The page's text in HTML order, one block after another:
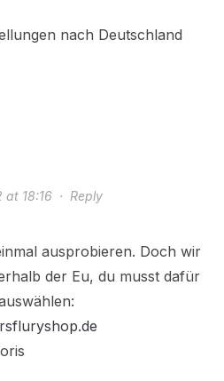
nach Deutschland
at 18:16· Reply
ausprobieren. Doch wir
der Eu, du musst dafür